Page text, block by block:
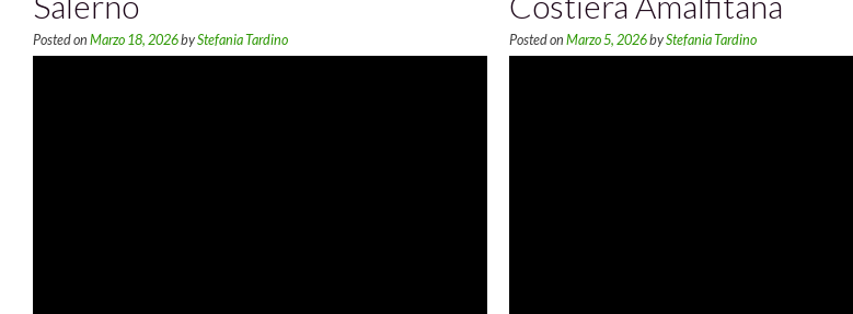
Posted on Marzo 18, 2026byStefania Tardino Posted on Marzo 5, 2026byStefania Tardino